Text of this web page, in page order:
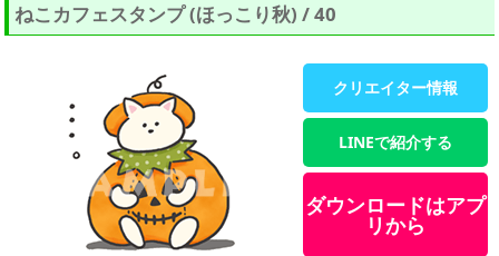
ねこカフェスタンプ (ほっこり秋) / 40
クリエイター情報
LINEで紹介する
ダウンロードはアプ
リから